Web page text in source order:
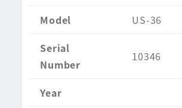
Model
US-36
Serial
Number
10346
Year